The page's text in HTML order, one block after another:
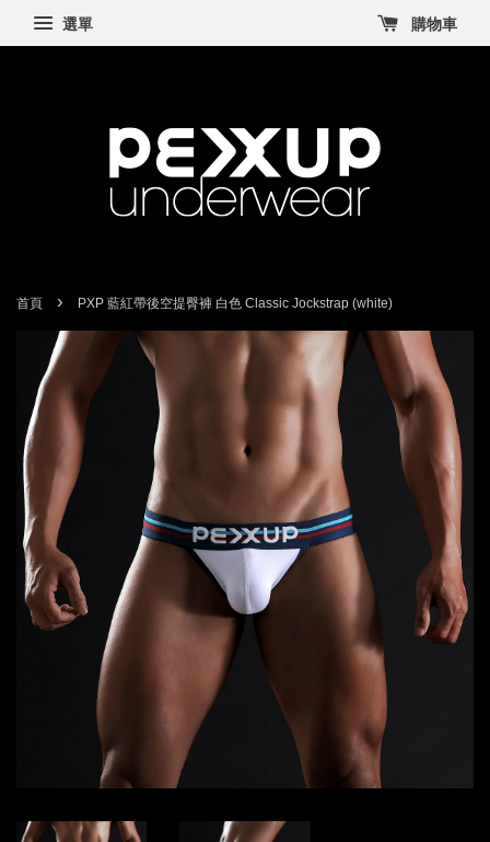
選單 購物車
首頁 › PXP 藍紅帶後空提臀褲 白色 Classic Jockstrap (white)